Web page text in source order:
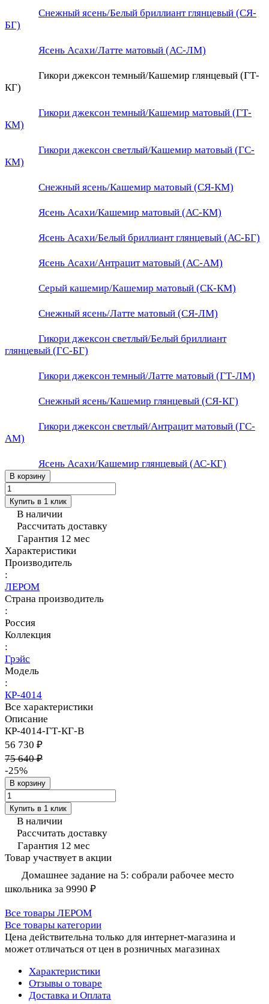
Снежный ясень/Белый бриллиант глянцевый (СЯ-
БГ)
Ясень Асахи/Латте матовый (АС-ЛМ)
Гикори джексон темный/Кашемир глянцевый (ГТ-
КГ)
Гикори джексон темный/Кашемир матовый (ГТ-
КМ)
Гикори джексон светлый/Кашемир матовый (ГС-
КМ)
Снежный ясень/Кашемир матовый (СЯ-КМ)
Ясень Асахи/Кашемир матовый (АС-КМ)
Ясень Асахи/Белый бриллиант глянцевый (АС-БГ)
Ясень Асахи/Антрацит матовый (АС-АМ)
Серый кашемир/Кашемир матовый (СК-КМ)
Снежный ясень/Латте матовый (СЯ-ЛМ)
Гикори джексон светлый/Белый бриллиант
глянцевый (ГС-БГ)
Гикори джексон темный/Латте матовый (ГТ-ЛМ)
Снежный ясень/Кашемир глянцевый (СЯ-КГ)
Гикори джексон светлый/Антрацит матовый (ГС-
АМ)
Ясень Асахи/Кашемир глянцевый (АС-КГ)
В корзину
Купить в 1 клик
В наличии
Рассчитать доставку
Гарантия 12 мес
Характеристики
Производитель
:
ЛЕРОМ
Страна производитель
:
Россия
Коллекция
:
Грэйс
Модель
:
КР-4014
Все характеристики
Описание
КР-4014-ГТ-КГ-В
56 730 ₽
75 640 ₽
-25%
В корзину
Купить в 1 клик
В наличии
Рассчитать доставку
Гарантия 12 мес
Товар участвует в акции
Домашнее задание на 5: собрали рабочее место
школьника за 9990 ₽
Все товары ЛЕРОМ
Все товары категории
Цена действительна только для интернет-магазина и
может отличаться от цен в розничных магазинах
Характеристики
Отзывы о товаре
Доставка и Оплата